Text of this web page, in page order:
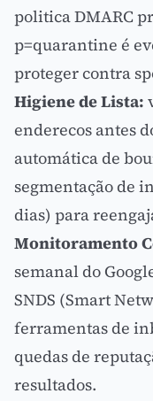
politica DMARC
p=quarantine é
proteger contra
Higiene de Lista:
enderecos antes
automática de
segmentação de
dias) para
Monitoramento
semanal do
SNDS (Smart
ferramentas de
quedas de
resultados.